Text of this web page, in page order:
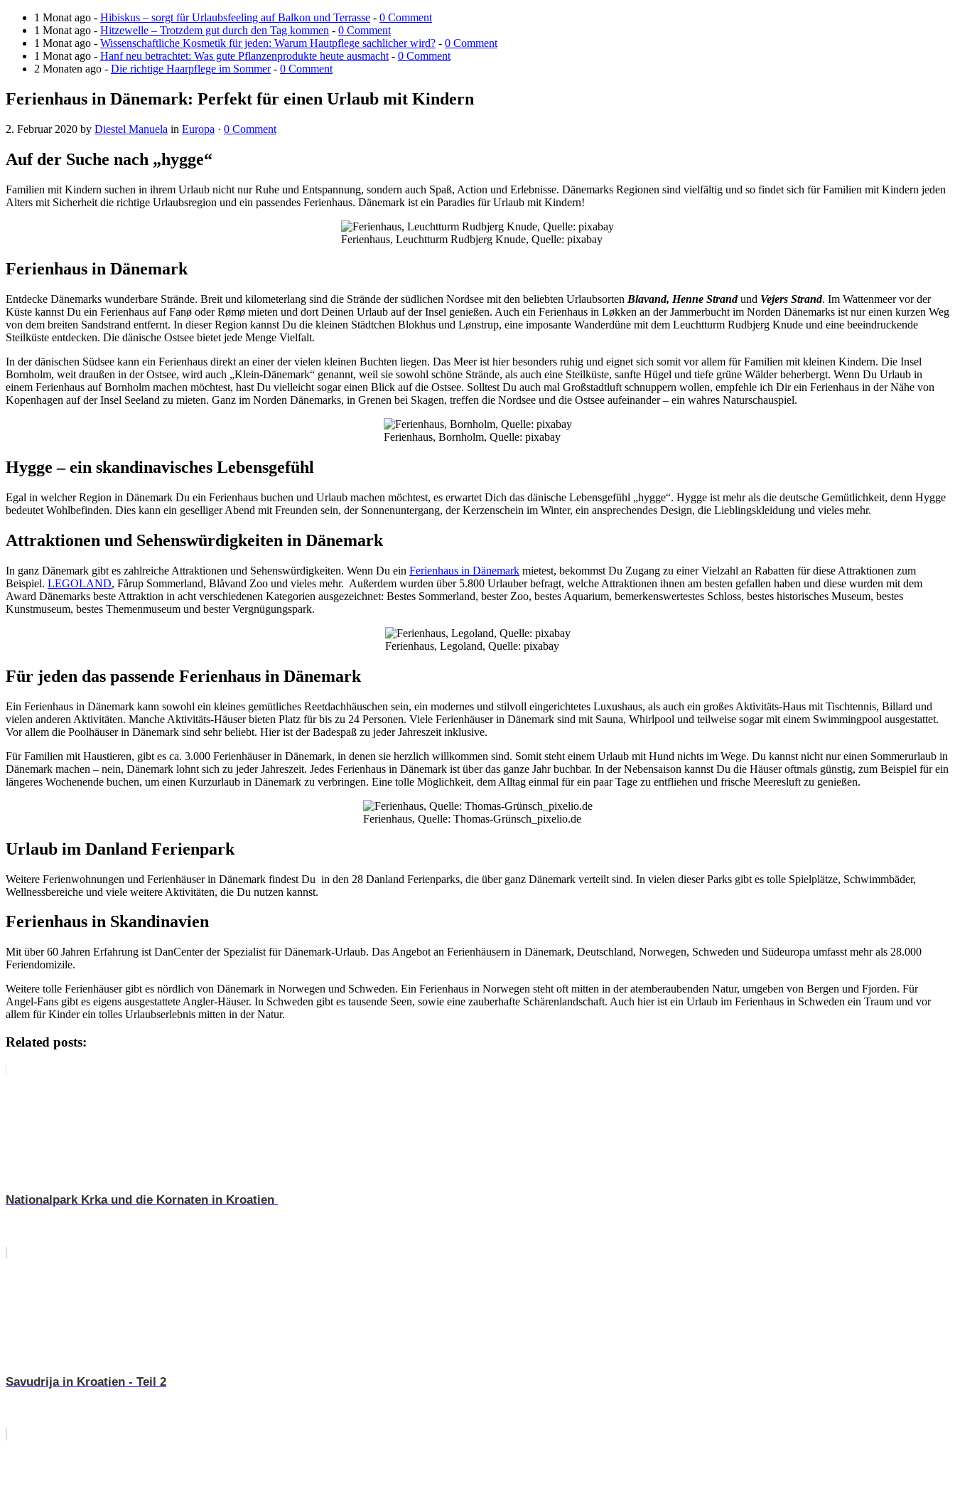
1 Monat ago - Hibiskus – sorgt für Urlaubsfeeling auf Balkon und Terrasse - 0 Comment
1 Monat ago - Hitzewelle – Trotzdem gut durch den Tag kommen - 0 Comment
1 Monat ago - Wissenschaftliche Kosmetik für jeden: Warum Hautpflege sachlicher wird? - 0 Comment
1 Monat ago - Hanf neu betrachtet: Was gute Pflanzenprodukte heute ausmacht - 0 Comment
2 Monaten ago - Die richtige Haarpflege im Sommer- 0 Comment
Ferienhaus in Dänemark: Perfekt für einen Urlaub mit Kindern
2. Februar 2020 by Diestel Manuela in Europa · 0 Comment
Auf der Suche nach „hygge“
Familien mit Kindern suchen in ihrem Urlaub nicht nur Ruhe und Entspannung, sondern auch Spaß, Action und Erlebnisse. Dänemarks Regionen sind vielfältig und so findet sich für Familien mit Kindern jeden
Alters mit Sicherheit die richtige Urlaubsregion und ein passendes Ferienhaus. Dänemark ist ein Paradies für Urlaub mit Kindern!
Ferienhaus, Leuchtturm Rudbjerg Knude, Quelle: pixabay
Ferienhaus in Dänemark
Entdecke Dänemarks wunderbare Strände. Breit und kilometerlang sind die Strände der südlichen Nordsee mit den beliebten Urlaubsorten Blavand, Henne Strandund Vejers Strand. Im Wattenmeer vor der
Küste kannst Du ein Ferienhaus auf Fanø oder Rømø mieten und dort Deinen Urlaub auf der Insel genießen. Auch ein Ferienhaus in Løkken an der Jammerbucht im Norden Dänemarks ist nur einen kurzen Weg
von dem breiten Sandstrand entfernt. In dieser Region kannst Du die kleinen Städtchen Blokhus und Lønstrup, eine imposante Wanderdüne mit dem Leuchtturm Rudbjerg Knude und eine beeindruckende
Steilküste entdecken. Die dänische Ostsee bietet jede Menge Vielfalt.
In der dänischen Südsee kann ein Ferienhaus direkt an einer der vielen kleinen Buchten liegen. Das Meer ist hier besonders ruhig und eignet sich somit vor allem für Familien mit kleinen Kindern. Die Insel
Bornholm, weit draußen in der Ostsee, wird auch „Klein-Dänemark“ genannt, weil sie sowohl schöne Strände, als auch eine Steilküste, sanfte Hügel und tiefe grüne Wälder beherbergt. Wenn Du Urlaub in
einem Ferienhaus auf Bornholm machen möchtest, hast Du vielleicht sogar einen Blick auf die Ostsee. Solltest Du auch mal Großstadtluft schnuppern wollen, empfehle ich Dir ein Ferienhaus in der Nähe von
Kopenhagen auf der Insel Seeland zu mieten. Ganz im Norden Dänemarks, in Grenen bei Skagen, treffen die Nordsee und die Ostsee aufeinander – ein wahres Naturschauspiel.
Ferienhaus, Bornholm, Quelle: pixabay
Hygge – ein skandinavisches Lebensgefühl
Egal in welcher Region in Dänemark Du ein Ferienhaus buchen und Urlaub machen möchtest, es erwartet Dich das dänische Lebensgefühl „hygge“. Hygge ist mehr als die deutsche Gemütlichkeit, denn Hygge
bedeutet Wohlbefinden. Dies kann ein geselliger Abend mit Freunden sein, der Sonnenuntergang, der Kerzenschein im Winter, ein ansprechendes Design, die Lieblingskleidung und vieles mehr.
Attraktionen und Sehenswürdigkeiten in Dänemark
In ganz Dänemark gibt es zahlreiche Attraktionen und Sehenswürdigkeiten. Wenn Du ein Ferienhaus in Dänemark mietest, bekommst Du Zugang zu einer Vielzahl an Rabatten für diese Attraktionen zum
Beispiel. LEGOLAND, Fårup Sommerland, Blåvand Zoo und vieles mehr. Außerdem wurden über 5.800 Urlauber befragt, welche Attraktionen ihnen am besten gefallen haben und diese wurden mit dem
Award Dänemarks beste Attraktion in acht verschiedenen Kategorien ausgezeichnet: Bestes Sommerland, bester Zoo, bestes Aquarium, bemerkenswertestes Schloss, bestes historisches Museum, bestes
Kunstmuseum, bestes Themenmuseum und bester Vergnügungspark.
Ferienhaus, Legoland, Quelle: pixabay
Für jeden das passende Ferienhaus in Dänemark
Ein Ferienhaus in Dänemark kann sowohl ein kleines gemütliches Reetdachhäuschen sein, ein modernes und stilvoll eingerichtetes Luxushaus, als auch ein großes Aktivitäts-Haus mit Tischtennis, Billard und
vielen anderen Aktivitäten. Manche Aktivitäts-Häuser bieten Platz für bis zu 24 Personen. Viele Ferienhäuser in Dänemark sind mit Sauna, Whirlpool und teilweise sogar mit einem Swimmingpool ausgestattet.
Vor allem die Poolhäuser in Dänemark sind sehr beliebt. Hier ist der Badespaß zu jeder Jahreszeit inklusive.
Für Familien mit Haustieren, gibt es ca. 3.000 Ferienhäuser in Dänemark, in denen sie herzlich willkommen sind. Somit steht einem Urlaub mit Hund nichts im Wege. Du kannst nicht nur einen Sommerurlaub in
Dänemark machen – nein, Dänemark lohnt sich zu jeder Jahreszeit. Jedes Ferienhaus in Dänemark ist über das ganze Jahr buchbar. In der Nebensaison kannst Du die Häuser oftmals günstig, zum Beispiel für ein
längeres Wochenende buchen, um einen Kurzurlaub in Dänemark zu verbringen. Eine tolle Möglichkeit, dem Alltag einmal für ein paar Tage zu entfliehen und frische Meeresluft zu genießen.
Ferienhaus, Quelle: Thomas-Grünsch_pixelio.de
Urlaub im Danland Ferienpark
Weitere Ferienwohnungen und Ferienhäuser in Dänemark findest Du in den 28 Danland Ferienparks, die über ganz Dänemark verteilt sind. In vielen dieser Parks gibt es tolle Spielplätze, Schwimmbäder,
Wellnessbereiche und viele weitere Aktivitäten, die Du nutzen kannst.
Ferienhaus in Skandinavien
Mit über 60 Jahren Erfahrung ist DanCenter der Spezialist für Dänemark-Urlaub. Das Angebot an Ferienhäusern in Dänemark, Deutschland, Norwegen, Schweden und Südeuropa umfasst mehr als 28.000
Feriendomizile.
Weitere tolle Ferienhäuser gibt es nördlich von Dänemark in Norwegen und Schweden. Ein Ferienhaus in Norwegen steht oft mitten in der atemberaubenden Natur, umgeben von Bergen und Fjorden. Für
Angel-Fans gibt es eigens ausgestattete Angler-Häuser. In Schweden gibt es tausende Seen, sowie eine zauberhafte Schärenlandschaft. Auch hier ist ein Urlaub im Ferienhaus in Schweden ein Traum und vor
allem für Kinder ein tolles Urlaubserlebnis mitten in der Natur.
Related posts:
Nationalpark Krka und die Kornaten in Kroatien
Savudrija in Kroatien - Teil 2